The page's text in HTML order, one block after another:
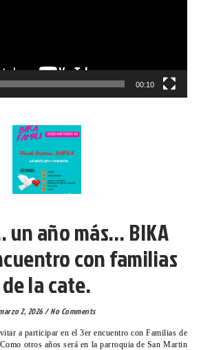
00:10
un año más… BIKA
con familias
de la cate.
2, 2026/No Comments
otros años será en la parroquia de San Martin